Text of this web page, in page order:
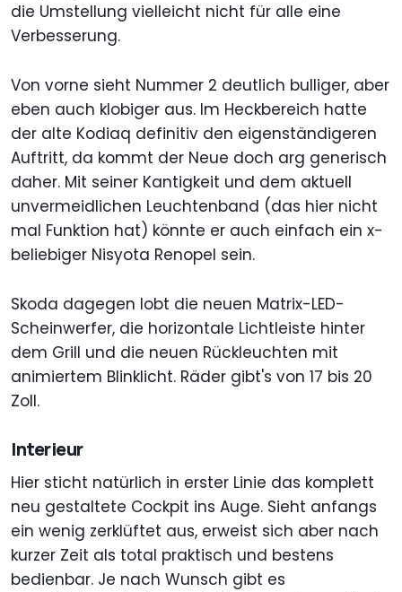
die Umstellung vielleicht nicht für alle eine
Verbesserung.
Von vorne sieht Nummer 2 deutlich bulliger, aber
eben auch klobiger aus. Im Heckbereich hatte
der alte Kodiaq definitiv den eigenständigeren
Auftritt, da kommt der Neue doch arg generisch
daher. Mit seiner Kantigkeit und dem aktuell
unvermeidlichen Leuchtenband (das hier nicht
mal Funktion hat) könnte er auch einfach ein x-
beliebiger Nisyota Renopel sein.
Skoda dagegen lobt die neuen Matrix-LED-
Scheinwerfer, die horizontale Lichtleiste hinter
dem Grill und die neuen Rückleuchten mit
animiertem Blinklicht. Räder gibt's von 17 bis 20
Zoll.
Interieur
Hier sticht natürlich in erster Linie das komplett
neu gestaltete Cockpit ins Auge. Sieht anfangs
ein wenig zerklüftet aus, erweist sich aber nach
kurzer Zeit als total praktisch und bestens
bedienbar. Je nach Wunsch gibt es